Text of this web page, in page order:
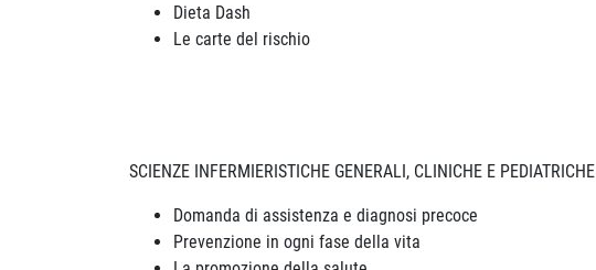
Dieta Dash
Le carte del rischio
SCIENZE INFERMIERISTICHE GENERALI, CLINICHE E PEDIATRICHE
Domanda di assistenza e diagnosi precoce
Prevenzione in ogni fase della vita